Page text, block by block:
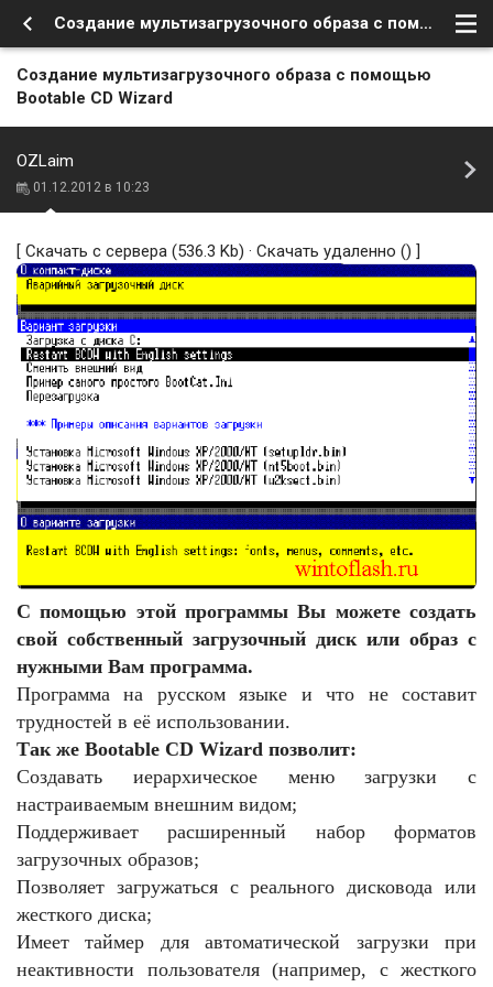
Создание мультизагрузочного образа с помощью Bootable CD Wizard
Создание мультизагрузочного образа с помощью
Bootable CD Wizard
OZLaim
01.12.2012 в 10:23
[ Скачать с сервера (536.3 Kb) · Скачать удаленно () ]
С помощью этой программы Вы можете создать
свой собственный загрузочный диск или образ с
нужными Вам программа.
Программа на русском языке и что не составит
трудностей в её использовании.
Так же Bootable CD Wizard позволит:
Создавать иерархическое меню загрузки с
настраиваемым внешним видом;
Поддерживает расширенный набор форматов
загрузочных образов;
Позволяет загружаться с реального дисковода или
жесткого диска;
Имеет таймер для автоматической загрузки при
неактивности пользователя (например, с жесткого